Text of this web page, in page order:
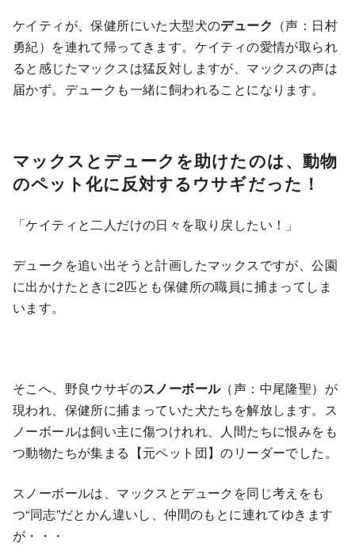
ケイティが、保健所にいた大型犬のデューク （声：日村
勇紀）を連れて帰ってきます。ケイティの愛情が取られ
ると感じたマックスは猛反対しますが、マックスの声は
届かず。デュークも一緒に飼われることになります。
マックスとデュークを助けたのは、動物
のペット化に反対するウサギだった！
「ケイティと二人だけの日々を取り戻したい！」
デュークを追い出そうと計画したマックスですが、公園
に出かけたときに2匹とも保健所の職員に捕まってしま
います。
そこへ、野良ウサギのスノーボール（声：中尾隆聖）が
現われ、保健所に捕まっていた犬たちを解放します。ス
ノーボールは飼い主に傷つけれれ、人間たちに恨みをも
つ動物たちが集まる【元ペット団】のリーダーでした。
スノーボールは、マックスとデュークを同じ考えをも
つ“同志”だとかん違いし、仲間のもとに連れてゆきます
が・・・